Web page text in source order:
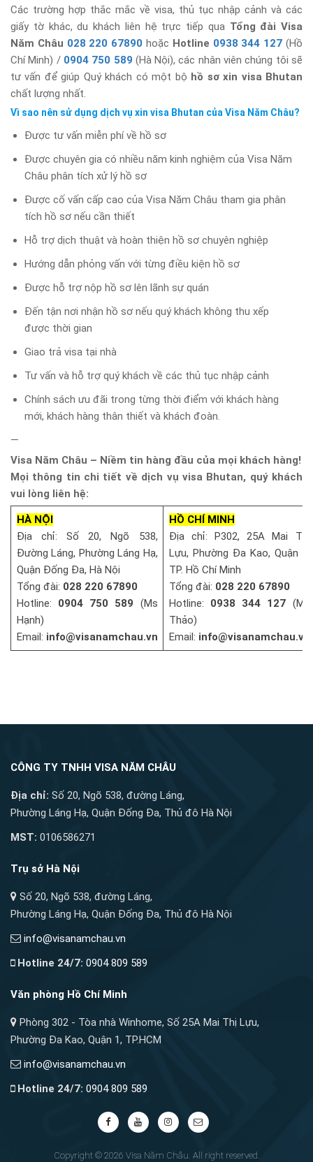
Các trường hợp thắc mắc về visa, thủ tục nhập cảnh và các
giấy tờ khác, du khách liên hệ trực tiếp qua Tổng đài Visa
Năm Châu 028 220 67890 hoặc Hotline 0938 344 127 (Hồ
Chí Minh) / 0904 750 589 (Hà Nội), các nhân viên chúng tôi sẽ
tư vấn để giúp Quý khách có một bộ hồ sơ xin visa Bhutan
chất lượng nhất.
Vì sao nên sử dụng dịch vụ xin visa Bhutan của Visa Năm Châu?
Được tư vấn miễn phí về hồ sơ
Được chuyên gia có nhiều năm kinh nghiệm của Visa Năm
Châu phân tích xử lý hồ sơ
Được cố vấn cấp cao của Visa Năm Châu tham gia phân
tích hồ sơ nếu cần thiết
Hỗ trợ dịch thuật và hoàn thiện hồ sơ chuyên nghiệp
Hướng dẫn phỏng vấn với từng điều kiện hồ sơ
Được hỗ trợ nộp hồ sơ lên lãnh sự quán
Đến tận nơi nhận hồ sơ nếu quý khách không thu xếp
được thời gian
Giao trả visa tại nhà
Tư vấn và hỗ trợ quý khách về các thủ tục nhập cảnh
Chính sách ưu đãi trong từng thời điểm với khách hàng
mới, khách hàng thân thiết và khách đoàn.
—
Visa Năm Châu – Niềm tin hàng đầu của mọi khách hàng!
Mọi thông tin chi tiết về dịch vụ visa Bhutan, quý khách
vui lòng liên hệ:
HÀ NỘI
Địa chỉ: Số 20, Ngõ 538,
Đường Láng, Phường Láng Hạ,
Quận Đống Đa, Hà Nội
Tổng đài: 028 220 67890
Hotline: 0904 750 589 (Ms
Hạnh)
Email: info@visanamchau.vn
HỒ CHÍ MINH
Địa chỉ: P302, 25A Mai Thị
Lựu, Phường Đa Kao, Quận 1,
TP. Hồ Chí Minh
Tổng đài: 028 220 67890
Hotline: 0938 344 127 (Ms
Thảo)
Email: info@visanamchau.vn
CÔNG TY TNHH VISA NĂM CHÂU
Địa chỉ: Số 20, Ngõ 538, đường Láng,
Phường Láng Hạ, Quận Đống Đa, Thủ đô Hà Nội
MST: 0106586271
Trụ sở Hà Nội
Số 20, Ngõ 538, đường Láng,
Phường Láng Hạ, Quận Đống Đa, Thủ đô Hà Nội
info@visanamchau.vn
Hotline 24/7: 0904 809 589
Văn phòng Hồ Chí Minh
Phòng 302 - Tòa nhà Winhome, Số 25A Mai Thị Lựu,
Phường Đa Kao, Quận 1, TP.HCM
info@visanamchau.vn
Hotline 24/7: 0904 809 589
Copyright © 2026 Visa Năm Châu. All right reserved.